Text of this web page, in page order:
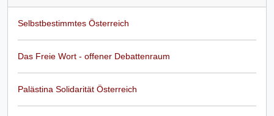
Selbstbestimmtes Österreich
Das Freie Wort - offener Debattenraum
Palästina Solidarität Österreich